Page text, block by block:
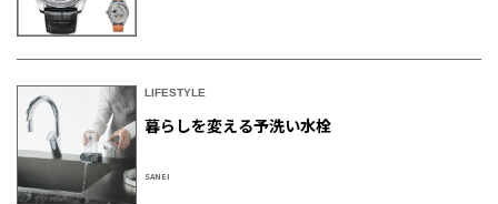
LIFESTYLE
暮らしを変える予洗い水栓
SANEI